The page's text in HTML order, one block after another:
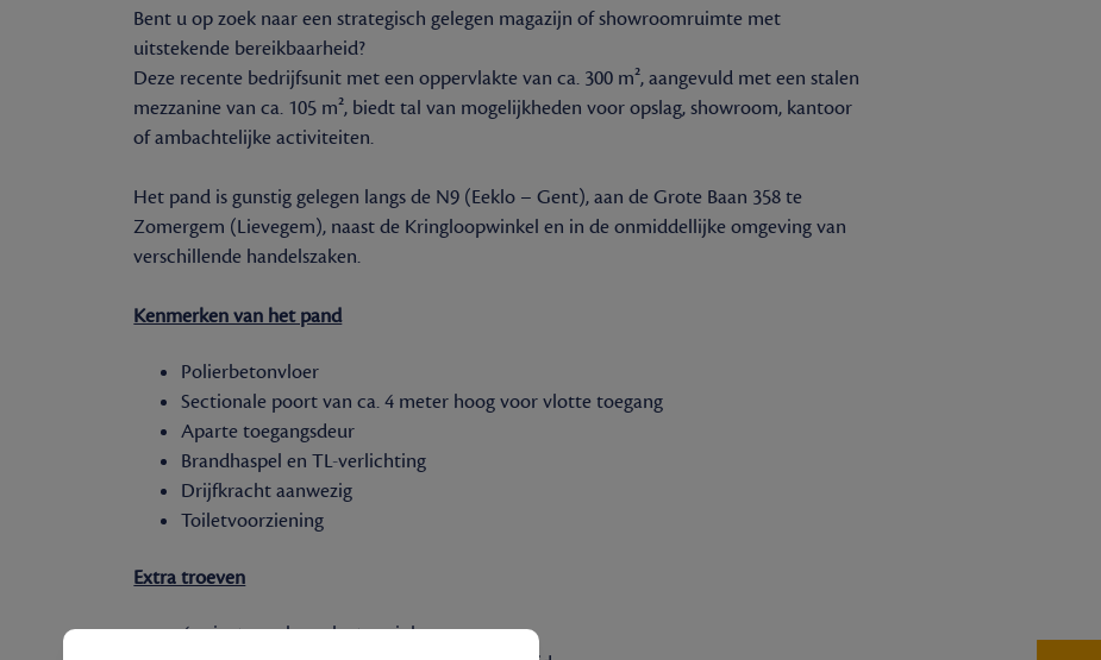
Bent u op zoek naar een strategisch gelegen magazijn of showroomruimte met
uitstekende bereikbaarheid?
Deze recente bedrijfsunit met een oppervlakte van ca. 300 m², aangevuld met een stalen
mezzanine van ca. 105 m², biedt tal van mogelijkheden voor opslag, showroom, kantoor
of ambachtelijke activiteiten.
Het pand is gunstig gelegen langs de N9 (Eeklo – Gent), aan de Grote Baan 358 te
Zomergem (Lievegem), naast de Kringloopwinkel en in de onmiddellijke omgeving van
verschillende handelszaken.
Kenmerken van het pand
Polierbetonvloer
Sectionale poort van ca. 4 meter hoog voor vlotte toegang
Aparte toegangsdeur
Brandhaspel en TL-verlichting
Drijfkracht aanwezig
Toiletvoorziening
Extra troeven
4 private parkeerplaatsen inbegrepen